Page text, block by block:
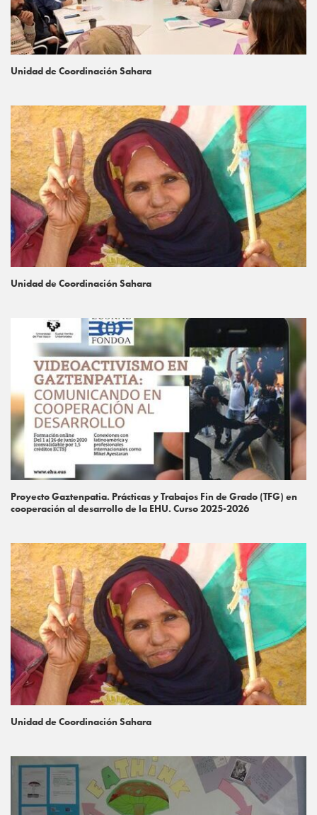
Unidad de Coordinación Sahara
Unidad de Coordinación Sahara
Proyecto Gaztenpatia. Prácticas y Trabajos Fin de Grado (TFG) en
cooperación al desarrollo de la EHU. Curso 2025-2026
Unidad de Coordinación Sahara